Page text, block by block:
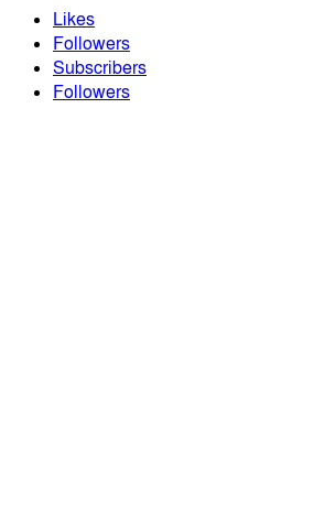
Likes
Followers
Subscribers
Followers